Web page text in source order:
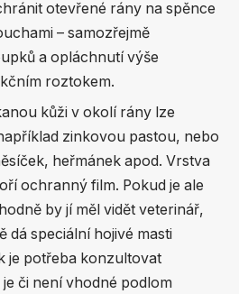
otevřené rány na spěnce
– samozřejmě
a opláchnutí výše
roztokem.
kůži v okolí rány lze
zinkovou pastou, nebo
heřmánek apod. Vrstva
ochranný film. Pokud je ale
by jí měl vidět veterinář,
dá speciální hojivé masti
je potřeba konzultovat
či není vhodné podlom